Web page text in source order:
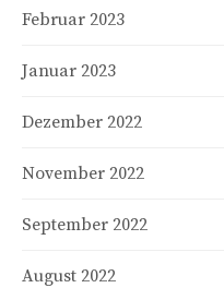
Februar 2023
Januar 2023
Dezember 2022
November 2022
September 2022
August 2022